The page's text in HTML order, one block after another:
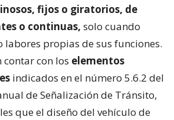
fijos o giratorios, de
o continuas, solo cuando
labores propias de sus funciones.
contar con los elementos
indicados en el número 5.6.2 del
de Señalización de Tránsito,
que el diseño del vehículo de